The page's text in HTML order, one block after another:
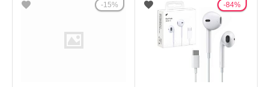
15% 84%